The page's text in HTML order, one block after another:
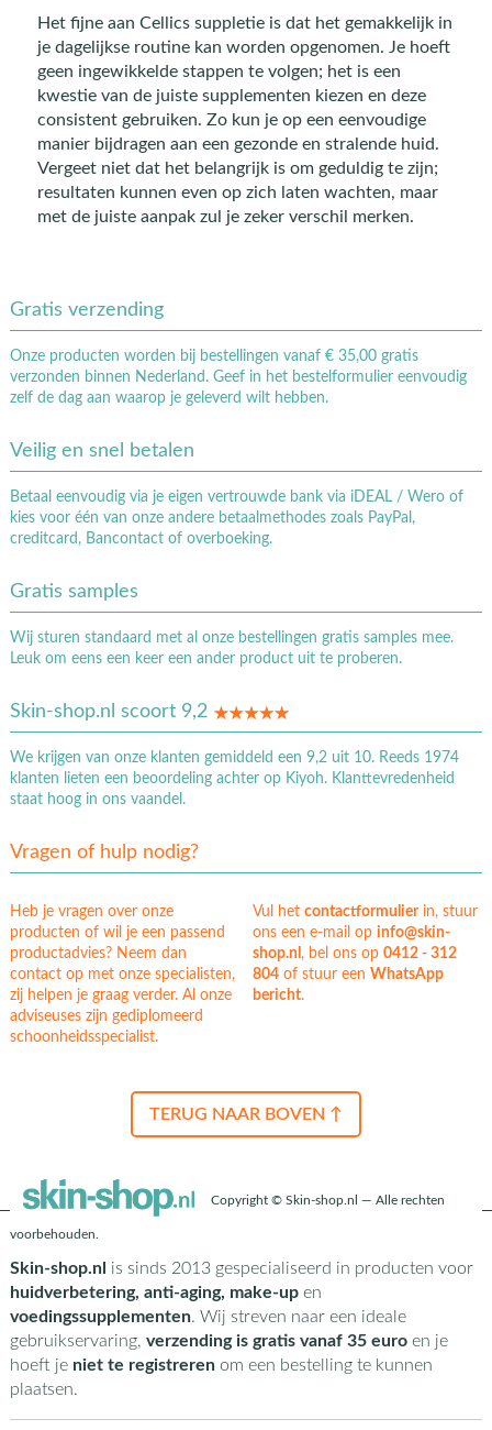
Het fijne aan Cellics suppletie is dat het gemakkelijk in
je dagelijkse routine kan worden opgenomen. Je hoeft
geen ingewikkelde stappen te volgen; het is een
kwestie van de juiste supplementen kiezen en deze
consistent gebruiken. Zo kun je op een eenvoudige
manier bijdragen aan een gezonde en stralende huid.
Vergeet niet dat het belangrijk is om geduldig te zijn;
resultaten kunnen even op zich laten wachten, maar
met de juiste aanpak zul je zeker verschil merken.
Gratis verzending
Onze producten worden bij bestellingen vanaf € 35,00 gratis
verzonden binnen Nederland. Geef in het bestelformulier eenvoudig
zelf de dag aan waarop je geleverd wilt hebben.
Veilig en snel betalen
Betaal eenvoudig via je eigen vertrouwde bank via iDEAL / Wero of
kies voor één van onze andere betaalmethodes zoals PayPal,
creditcard, Bancontact of overboeking.
Gratis samples
Wij sturen standaard met al onze bestellingen gratis samples mee.
Leuk om eens een keer een ander product uit te proberen.
Skin-shop.nl scoort 9,2
We krijgen van onze klanten gemiddeld een 9,2 uit 10. Reeds 1974
klanten lieten een beoordeling achter op Kiyoh. Klanttevredenheid
staat hoog in ons vaandel.
Vragen of hulp nodig?
Heb je vragen over onze
producten of wil je een passend
productadvies? Neem dan
contact op met onze specialisten,
zij helpen je graag verder. Al onze
adviseuses zijn gediplomeerd
schoonheidsspecialist.
Vul hetcontactformulierin, stuur
ons een e-mail op info@skin-
shop.nl, bel ons op0412 - 312
804 of stuur eenWhatsApp
bericht.
TERUG NAAR BOVEN ↑
Copyright © Skin-shop.nl — Alle rechten
voorbehouden.
Skin-shop.nl is sinds 2013 gespecialiseerd in producten voor
huidverbetering, anti-aging, make-upen
voedingssupplementen. Wij streven naar een ideale
gebruikservaring, verzending is gratis vanaf 35 euroen je
hoeft je niet te registrerenom een bestelling te kunnen
plaatsen.